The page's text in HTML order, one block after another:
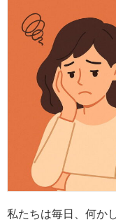
私たちは毎日、何か